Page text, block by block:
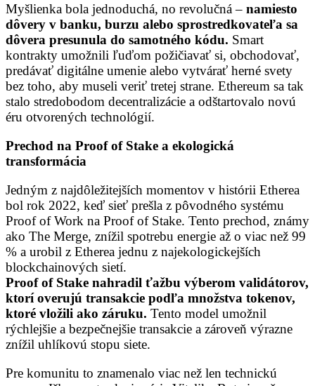
Myšlienka bola jednoduchá, no revolučná – namiesto
dôvery v banku, burzu alebo sprostredkovateľa sa
dôvera presunula do samotného kódu. Smart
kontrakty umožnili ľuďom požičiavať si, obchodovať,
predávať digitálne umenie alebo vytvárať herné svety
bez toho, aby museli veriť tretej strane. Ethereum sa tak
stalo stredobodom decentralizácie a odštartovalo novú
éru otvorených technológií.
Prechod na Proof of Stake a ekologická
transformácia
Jedným z najdôležitejších momentov v histórii Etherea
bol rok 2022, keď sieť prešla z pôvodného systému
Proof of Work na Proof of Stake. Tento prechod, známy
ako The Merge, znížil spotrebu energie až o viac než 99
% a urobil z Etherea jednu z najekologickejších
blockchainových sietí.
Proof of Stake nahradil ťažbu výberom validátorov,
ktorí overujú transakcie podľa množstva tokenov,
ktoré vložili ako záruku. Tento model umožnil
rýchlejšie a bezpečnejšie transakcie a zároveň výrazne
znížil uhlíkovú stopu siete.
Pre komunitu to znamenalo viac než len technickú